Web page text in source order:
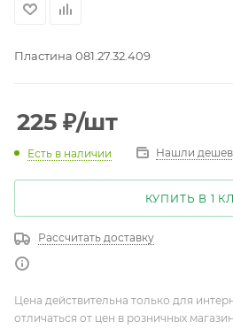
Пластина 081.27.32.409
225 ₽/шт
Есть в наличии Нашли
КУПИТЬ В 1
Рассчитать доставку
Цена действительна только для
отличаться от цен в розничных